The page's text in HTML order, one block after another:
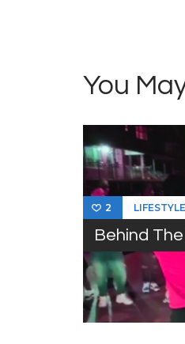
You
2 LIFESTYLE
Behind